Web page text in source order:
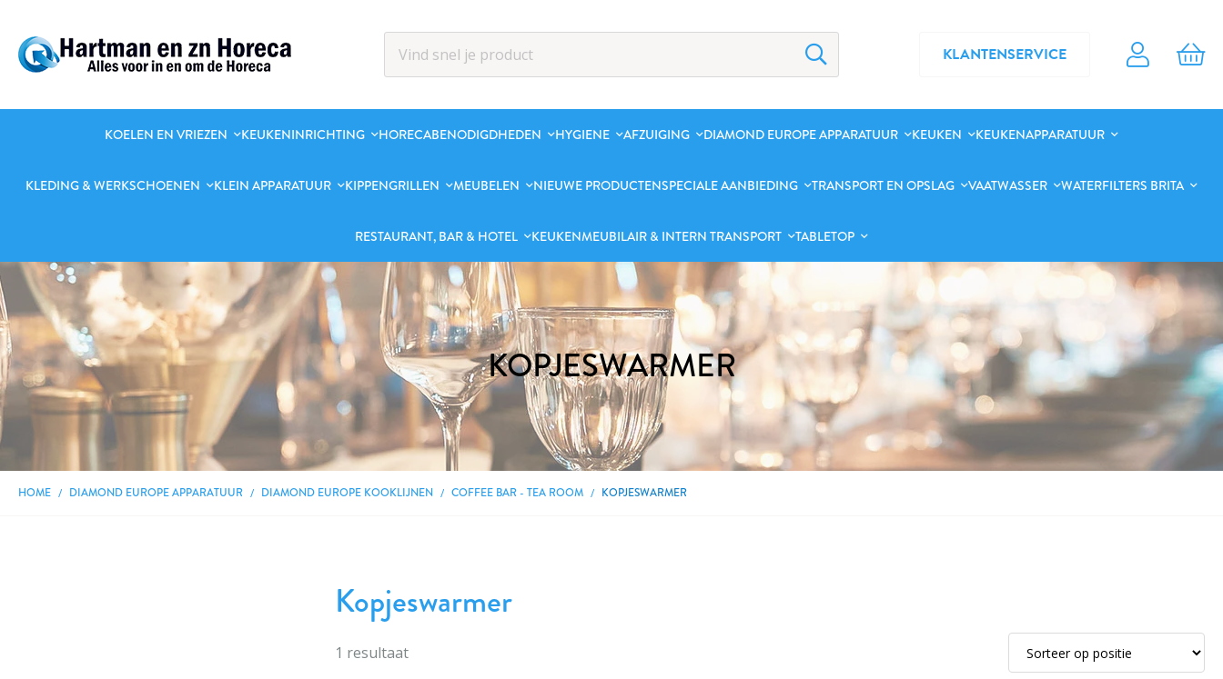
KLANTENSERVICE
KOELEN EN VRIEZEN KEUKENINRICHTING HORECABENODIGDHEDEN HYGIENE AFZUIGING DIAMOND EUROPE APPARATUUR KEUKEN KEUKENAPPARATUUR
KLEDING & WERKSCHOENEN KLEIN APPARATUUR KIPPENGRILLEN MEUBELEN NIEUWE PRODUCTENSPECIALE AANBIEDING TRANSPORT EN OPSLAG VAATWASSER WATERFILTERS BRITA
RESTAURANT, BAR & HOTEL KEUKENMEUBILAIR & INTERN TRANSPORT TABLETOP
KOPJESWARMER
HOME DIAMOND EUROPE APPARATUUR DIAMOND EUROPE KOOKLIJNEN COFFEE BAR - TEA ROOM KOPJESWARMER
Kopjeswarmer
1 resultaat